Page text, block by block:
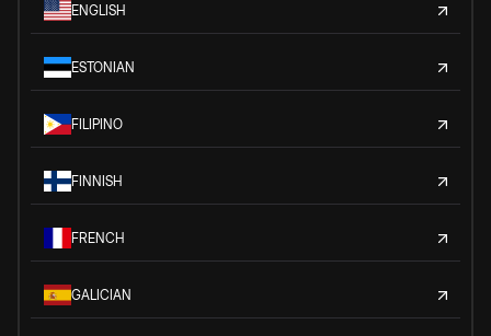
ENGLISH
ESTONIAN
FILIPINO
FINNISH
FRENCH
GALICIAN